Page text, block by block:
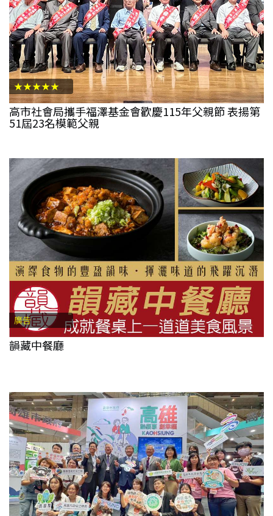
★★★★★
高市社會局攜手福澤基金會歡慶115年父親節 表揚第
51屆23名模範父親
廣告
韻藏中餐廳